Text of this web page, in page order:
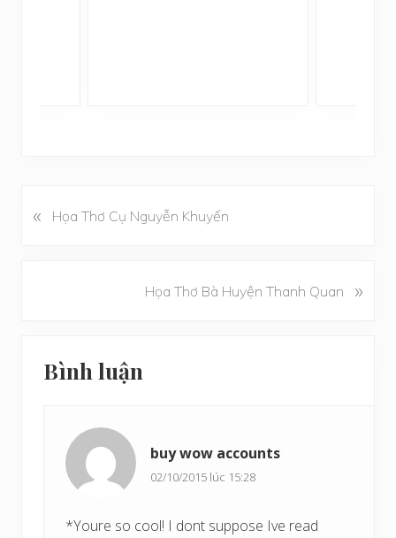
B
« Họa Thơ Cụ Nguyễn Khuyến
Họa Thơ Bà Huyện Thanh Quan »
Interactions
Bình luận
buy wow accounts
02/10/2015 lúc 15:28
*Youre so cool! I dont suppose Ive read